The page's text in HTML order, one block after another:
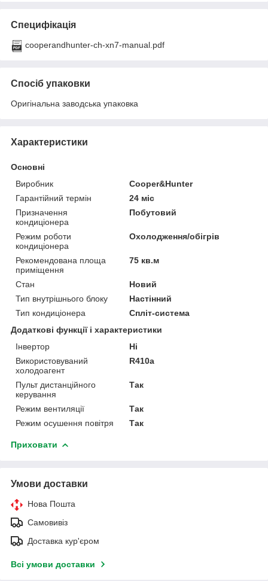
Специфікація
cooperandhunter-ch-xn7-manual.pdf
Спосіб упаковки
Оригінальна заводська упаковка
Характеристики
Основні
Виробник
Cooper&Hunter
Гарантійний термін
24 міс
Призначення
кондиціонера
Побутовий
Режим роботи
кондиціонера
Охолодження/обігрів
Рекомендована площа
приміщення
75 кв.м
Стан
Новий
Тип внутрішнього блоку
Настінний
Тип кондиціонера
Спліт-система
Додаткові функції і характеристики
Інвертор
Ні
Використовуваний
холодоагент
R410a
Пульт дистанційного
керування
Так
Режим вентиляції
Так
Режим осушення повітря
Так
Приховати
Умови доставки
Нова Пошта
Самовивіз
Доставка кур'єром
Всі умови доставки